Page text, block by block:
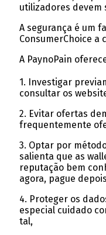
utilizadores devem
A segurança é um
ConsumerChoice
A PaynoPain
1. Investigar
consultar os
2. Evitar ofertas
frequentemente
3. Optar por
salienta que as
reputação bem
agora, pague
4. Proteger os
especial cuidado
tal,